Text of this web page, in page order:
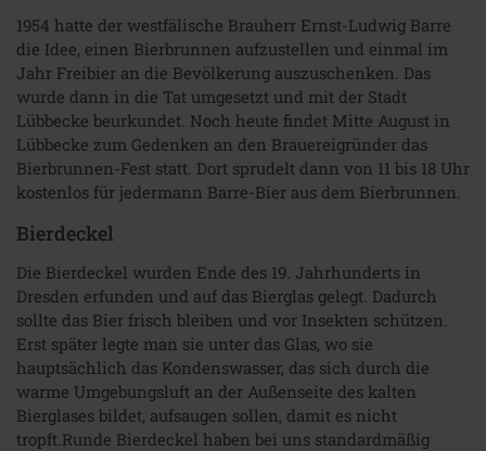
1954 hatte der westfälische Brauherr Ernst-Ludwig Barre
die Idee, einen Bierbrunnen aufzustellen und einmal im
Jahr Freibier an die Bevölkerung auszuschenken. Das
wurde dann in die Tat umgesetzt und mit der Stadt
Lübbecke beurkundet. Noch heute findet Mitte August in
Lübbecke zum Gedenken an den Brauereigründer das
Bierbrunnen-Fest statt. Dort sprudelt dann von 11 bis 18 Uhr
kostenlos für jedermann Barre-Bier aus dem Bierbrunnen.
Bierdeckel
Die Bierdeckel wurden Ende des 19. Jahrhunderts in
Dresden erfunden und auf das Bierglas gelegt. Dadurch
sollte das Bier frisch bleiben und vor Insekten schützen.
Erst später legte man sie unter das Glas, wo sie
hauptsächlich das Kondenswasser, das sich durch die
warme Umgebungsluft an der Außenseite des kalten
Bierglases bildet, aufsaugen sollen, damit es nicht
tropft.Runde Bierdeckel haben bei uns standardmäßig